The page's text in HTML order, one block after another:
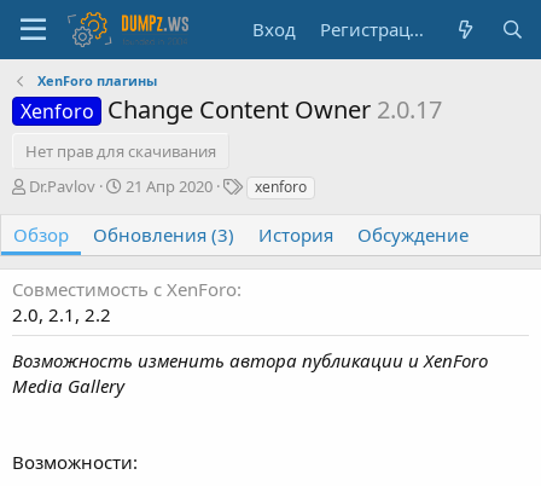
Вход Регистрация
XenForo плагины
Xenforo Change Content Owner 2.0.17
Нет прав для скачивания
А
т
о
р
Dr.Pavlov
Д
т
а
с
о
д
а
н
21 Апр 2020
Т
и
xenforo
Обзор Обновления (3) История Обсуждение
Совместимость с XenForo
2.0 2.1 2.2
Возможность изменить автора публикации и XenForo
Media Gallery
Возможности: